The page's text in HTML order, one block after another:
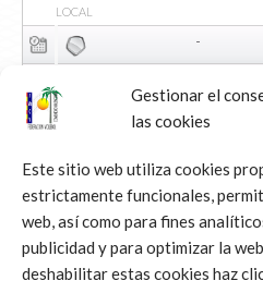
Gestionar el
las cookies
Este sitio web utiliza cookies
estrictamente funcionales,
web, así como para fines
publicidad y para optimizar la
deshabilitar estas cookies haz
LOCAL
-
3 - 0
3 - 0
(25-8/25-9/25-10)
0 - 3
(21-25/11-25/14-25)
0 - 3